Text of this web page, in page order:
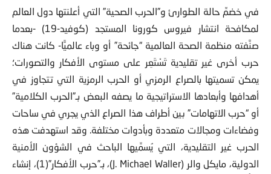
في خضمِّ حالة الطوارئ و”الحرب الصحية” التي أعلنتها دول العالم
لمكافحة انتشار فيروس كورونا المستجد (كوفيد-19) -بعدما
صنَّفته منظمة الصحة العالمية “جائحة” أو وباء عالميًّا- كانت هناك
حرب أخرى غير تقليدية تَسْتَعِر على مستوى الأفكار والتصورات؛
يمكن تسميتها بالصراع الرمزي أو الحرب الرمزية التي تتجاوز في
أهدافها وأبعادها الاستراتيجية ما يصفه البعض بـ”الحرب الكلامية”
أو “حرب الاتهامات” بين أطراف هذا الصراع الذي يجري في ساحات
وفضاءات ومجالات متعددة وبأدوات مختلفة. وقد استهدفت هذه
الحرب غير التقليدية، التي يُسمِّيها الباحث في الشؤون الأمنية
الدولية، مايكل والر (J. Michael Waller)، بـ”حرب الأفكار”(1)، إنشاء